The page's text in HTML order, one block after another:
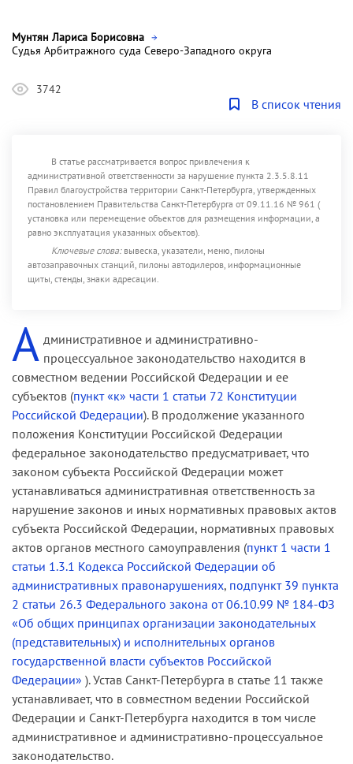
Мунтян Лариса Борисовна
Судья Арбитражного суда Северо-Западного округа
3742
В список чтения
В статье рассматривается вопрос привлечения к
административной ответственности за нарушение пункта 2.3.5.8.11
Правил благоустройства территории Санкт-Петербурга, утвержденных
постановлением Правительства Санкт-Петербурга от 09.11.16 № 961 (
установка или перемещение объектов для размещения информации, а
равно эксплуатация указанных объектов).
Ключевые слова:вывеска, указатели, меню, пилоны
автозаправочных станций, пилоны автодилеров, информационные
щиты, стенды, знаки адресации.
А дминистративное и административно-
процессуальное законодательство находится в
совместном ведении Российской Федерации и ее
субъектов (пункт «к» части 1 статьи 72 Конституции
Российской Федерации). В продолжение указанного
положения Конституции Российской Федерации
федеральное законодательство предусматривает, что
законом субъекта Российской Федерации может
устанавливаться административная ответственность за
нарушение законов и иных нормативных правовых актов
субъекта Российской Федерации, нормативных правовых
актов органов местного самоуправления (пункт 1 части 1
статьи 1.3.1 Кодекса Российской Федерации об
административных правонарушениях, подпункт 39 пункта
2 статьи 26.3 Федерального закона от 06.10.99 № 184-ФЗ
«Об общих принципах организации законодательных
(представительных) и исполнительных органов
государственной власти субъектов Российской
Федерации» ). Устав Санкт-Петербурга в статье 11 также
устанавливает, что в совместном ведении Российской
Федерации и Санкт-Петербурга находится в том числе
административное и административно-процессуальное
законодательство.